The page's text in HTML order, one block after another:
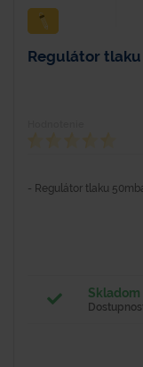
Regulátor
- Regulátor tlaku
Skladom